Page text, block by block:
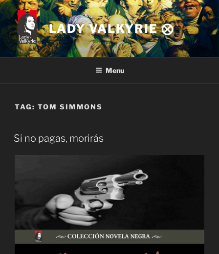
Skip
content
LADY VALKYRIE ⨂
Menu
TAG: TOM SIMMONS
Si no pagas, morirás